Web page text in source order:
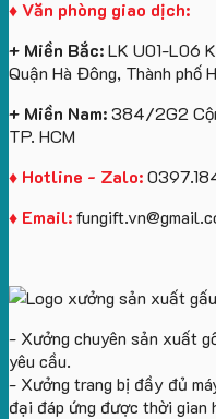
♦ Văn phòng giao dịch:
+ Miền Bắc:LK U01-L06
Quận Hà Đông, Thành phố
+ Miền Nam:384/2G2
TP. HCM
♦ Hotline - Zalo:
♦ Email:
- Xưởng chuyên sản xuất
yêu cầu.
- Xưởng trang bị đầy đủ
đại đáp ứng được thời gian